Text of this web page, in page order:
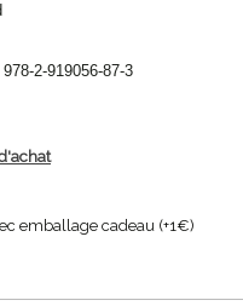
978-2-919056-87-3
emballage cadeau (+1€)